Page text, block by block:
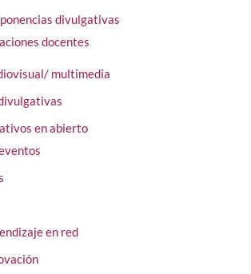
divulgativas
docentes
multimedia
en abierto
en red